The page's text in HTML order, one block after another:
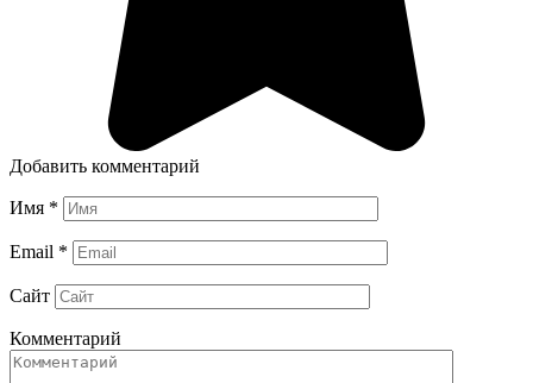
Добавить комментарий
Имя *
Email *
Сайт
Комментарий